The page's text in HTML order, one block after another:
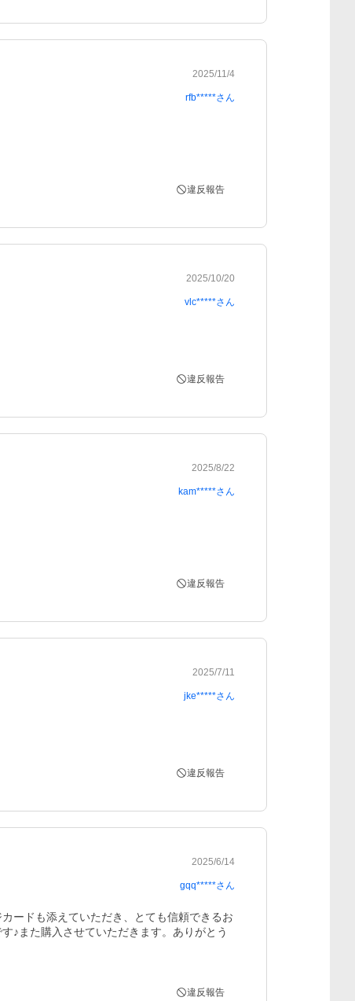
2025/11/4
rfb*****さん
違反報告
2025/10/20
vlc*****さん
違反報告
2025/8/22
kam*****さん
違反報告
2025/7/11
jke*****さん
違反報告
2025/6/14
gqq*****さん
ードも添えていただき、とても信頼できるお
♪また購入させていただきます。ありがとう
違反報告